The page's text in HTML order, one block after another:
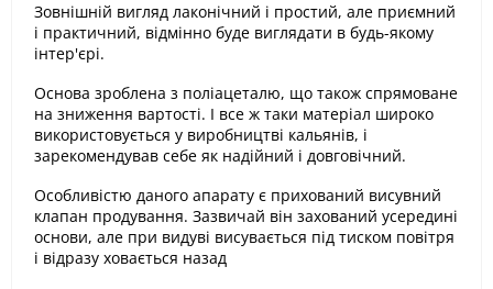
Зовнішній вигляд лаконічний і простий, але приємний
і практичний, відмінно буде виглядати в будь-якому
інтер'єрі.
Основа зроблена з поліацеталю, що також спрямоване
на зниження вартості. І все ж таки матеріал широко
використовується у виробництві кальянів, і
зарекомендував себе як надійний і довговічний.
Особливістю даного апарату є прихований висувний
клапан продування. Зазвичай він захований усередині
основи, але при видуві висувається під тиском повітря
і відразу ховається назад